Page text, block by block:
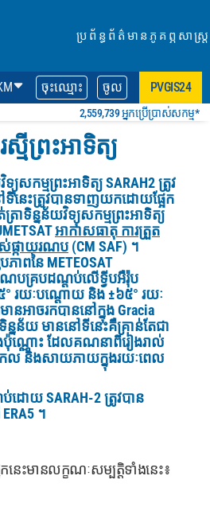
ប្រព័ន្ធព័ត៌មានភូគព្ភសាស្ត្រ
ចុះឈ្មោះ ចូល PVGIS24
2,559,739 អ្នកប្រើប្រាស់សកម្ម*
ស្មីព្រះអាទិត្យ
យុសកម្មព្រះអាទិត្យ SARAH2 ត្រូវ
ទីនេះត្រូវបានទាញយកដោយផ្អែក
ទិន្នន័យវិទ្យុសកម្មព្រះអាទិត្យ
អាកាសធាតុ ការត្រួត
ស់ផ្កាយរណប (CM SAF) ។
ភាពនៃ METEOSAT
ណបគ្របដណ្តប់លើទ្វីបអឺរ៉ុប
° រយៈបណ្តោយ និង ±៦៥° រយៈ
នអាចរកបាននៅក្នុង Gracia
ន្នន័យមាននៅទីនេះគឺគ្រាន់តែជា
ប៉ុណ្ណោះ ដែលគណនាពីរៀងរាល់
កល និងសាយភាយក្នុងរយៈពេល
ោយ SARAH-2 ត្រូវបាន
។
េះមានលក្ខណៈសម្បត្តិទាំងនេះ៖